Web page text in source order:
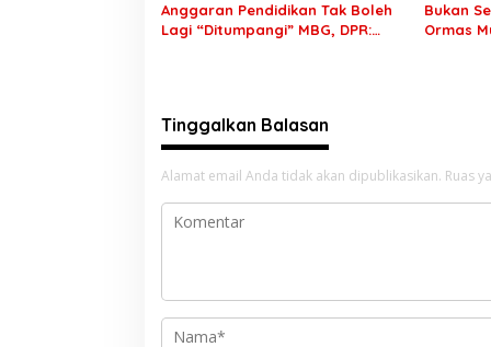
Anggaran Pendidikan Tak Boleh
Lagi “Ditumpangi” MBG, DPR:
Bukan
Ormas
Tinggalkan Balasan
Alamat email Anda tidak akan dipublikasikan. Ruas